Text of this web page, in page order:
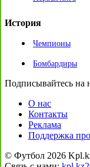
История
Чемпионы
Бомбардиры
Подписывайтесь на
О нас
Контакты
Реклама
Поддержка
© Футбол 2026